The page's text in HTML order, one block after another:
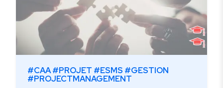
#CAA #PROJET #ESMS #GESTION
#PROJECTMANAGEMENT